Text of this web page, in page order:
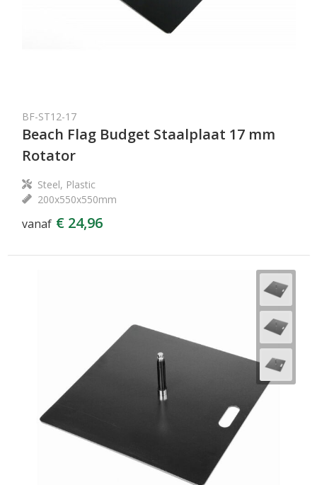
BF-ST12-17
Beach Flag Budget Staalplaat 17 mm
Rotator
Steel, Plastic
200x550x550mm
vanaf € 24,96